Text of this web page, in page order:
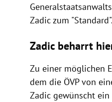
Zadic zum "Standard".
Zadic beharrt
Zu einer möglichen
dem die ÖVP von
Zadic gewünscht